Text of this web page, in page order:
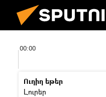
00:00
Ուղիղ եթեր
Լուրեր